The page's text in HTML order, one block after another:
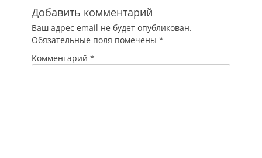
Добавить комментарий
Ваш адрес email не будет опубликован.
Обязательные поля помечены *
Комментарий *